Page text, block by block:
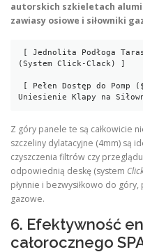
autorskich szkieletach
zawiasy osiowe i siłowniki
(System Click-Clack) ]
Z góry panele te są całkowicie
szczeliny dylatacyjne (4mm) są
czyszczenia filtrów czy
odpowiednią deskę (system
płynnie i bezwysiłkowo do
gazowe.
6. Efektywność
całorocznego